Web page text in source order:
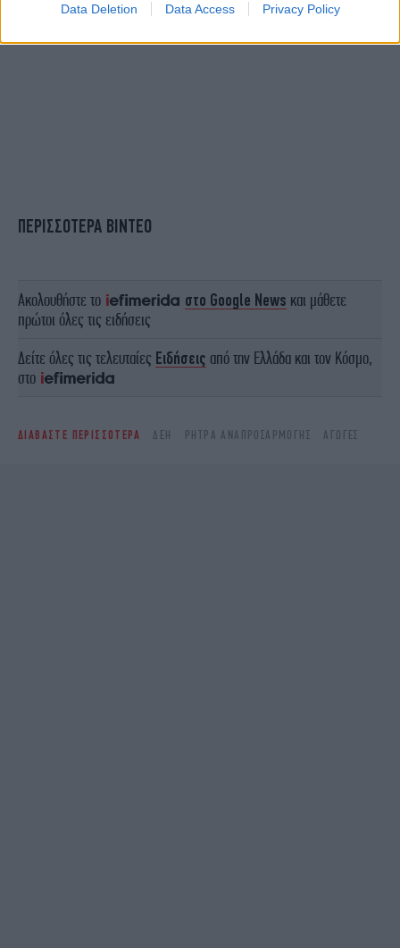
Data Deletion Data Access Privacy Policy
ΠΕΡΙΣΣΟΤΕΡΑ ΒΙΝΤΕΟ
Ακολουθήστε το στο Google News και μάθετε
πρώτοι όλες τις ειδήσεις
Δείτε όλες τις τελευταίες Ειδήσεις από την Ελλάδα και τον Κόσμο,
στο
ΔΙΑΒΑΣΤΕ ΠΕΡΙΣΣΟΤΕΡΑ ΔΕΗ ΡΗΤΡΑ ΑΝΑΠΡΟΣΑΡΜΟΓΗΣ ΑΓΩΓΈΣ